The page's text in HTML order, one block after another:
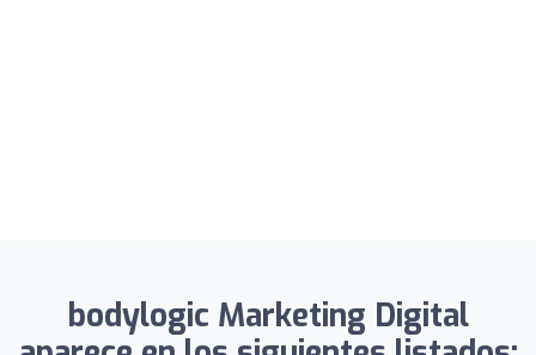
bodylogic Marketing Digital